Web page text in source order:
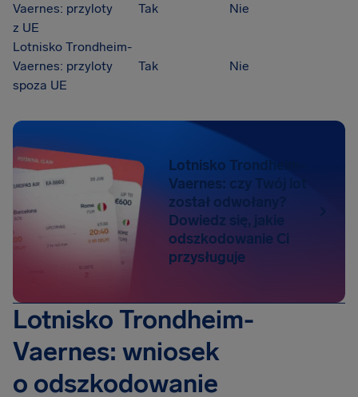
Vaernes: przyloty
z UE
Tak Nie
Lotnisko Trondheim-
Vaernes: przyloty
spoza UE
Tak Nie
Lotnisko Trondheim-
Vaernes: czy Twój lot
został odwołany?
Dowiedz się, jakie
odszkodowanie Ci
przysługuje
Lotnisko Trondheim-
Vaernes: wniosek
o odszkodowanie